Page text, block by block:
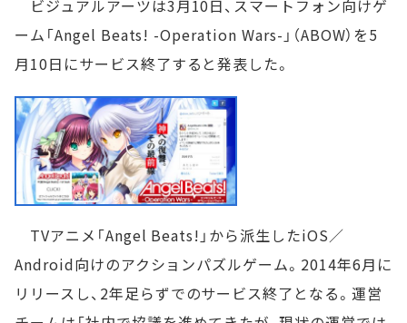
ビジュアルアーツは3月10日、スマートフォン向けゲ
ーム「Angel Beats! -Operation Wars-」（ABOW）を5
月10日にサービス終了すると発表した。
TVアニメ「Angel Beats!」から派生したiOS／
Android向けのアクションパズルゲーム。2014年6月に
リリースし、2年足らずでのサービス終了となる。運営